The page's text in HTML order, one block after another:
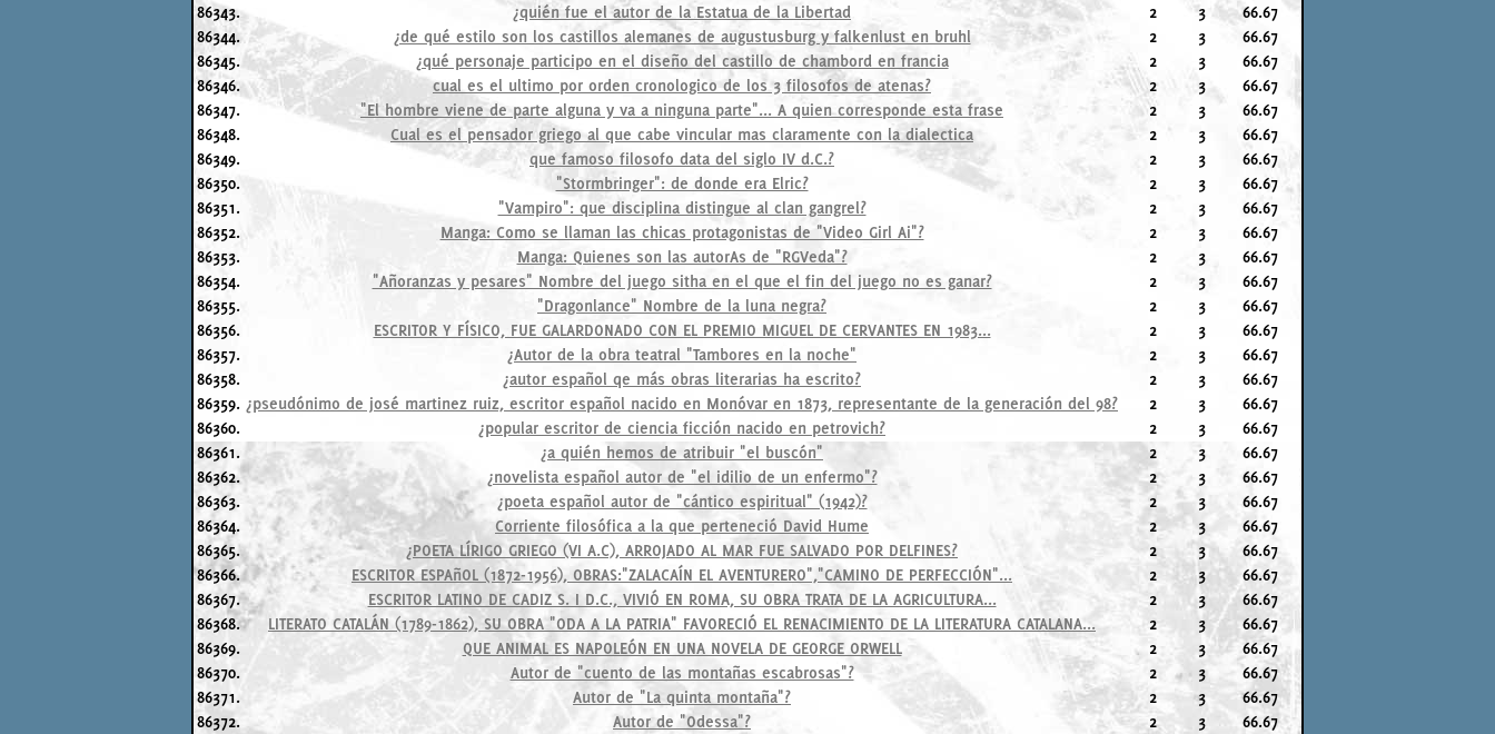
86343.
¿quién fue el autor de la Estatua de la Libertad 2 3
66.67
86344.
¿de qué estilo son los castillos alemanes de augustusburg y falkenlust en bruhl 2 3
66.67
86345.
¿qué personaje participo en el diseño del castillo de chambord en francia 2 3
66.67
86346.
cual es el ultimo por orden cronologico de los 3 filosofos de atenas? 2 3
66.67
86347.
"El hombre viene de parte alguna y va a ninguna parte"... A quien corresponde esta frase 2 3
66.67
86348.
Cual es el pensador griego al que cabe vincular mas claramente con la dialectica 2 3
66.67
86349.
que famoso filosofo data del siglo IV d.C.? 2 3
66.67
86350.
"Stormbringer": de donde era Elric? 2 3
66.67
86351.
"Vampiro": que disciplina distingue al clan gangrel? 2 3
66.67
86352.
Manga: Como se llaman las chicas protagonistas de "Video Girl Ai"? 2 3
66.67
86353.
Manga: Quienes son las autorAs de "RGVeda"? 2 3
66.67
86354.
"Añoranzas y pesares" Nombre del juego sitha en el que el fin del juego no es ganar? 2 3
66.67
86355.
"Dragonlance" Nombre de la luna negra? 2 3
66.67
86356.
ESCRITOR Y FÍSICO, FUE GALARDONADO CON EL PREMIO MIGUEL DE CERVANTES EN 1983... 2 3
66.67
86357.
¿Autor de la obra teatral "Tambores en la noche" 2 3
66.67
86358.
¿autor español qe más obras literarias ha escrito? 2 3
66.67
86359. ¿pseudónimo de josé martinez ruiz, escritor español nacido en Monóvar en 1873, representante de la generación del 98? 2 3
66.67
86360.
¿popular escritor de ciencia ficción nacido en petrovich? 2 3
66.67
86361.
¿a quién hemos de atribuir "el buscón" 2 3
66.67
86362.
¿novelista español autor de "el idilio de un enfermo"? 2 3
66.67
86363.
¿poeta español autor de "cántico espiritual" (1942)? 2 3
66.67
86364.
Corriente filosófica a la que perteneció David Hume 2 3
66.67
86365.
¿POETA LÍRIGO GRIEGO (VI A.C), ARROJADO AL MAR FUE SALVADO POR DELFINES? 2 3
66.67
86366.
ESCRITOR ESPAñOL (1872-1956), OBRAS:"ZALACAÍN EL AVENTURERO","CAMINO DE PERFECCIÓN"... 2 3
66.67
86367.
ESCRITOR LATINO DE CADIZ S. I D.C., VIVIÓ EN ROMA, SU OBRA TRATA DE LA AGRICULTURA... 2 3
66.67
86368.
LITERATO CATALÁN (1789-1862), SU OBRA "ODA A LA PATRIA" FAVORECIÓ EL RENACIMIENTO DE LA LITERATURA CATALANA... 2 3
66.67
86369.
QUE ANIMAL ES NAPOLEÓN EN UNA NOVELA DE GEORGE ORWELL 2 3
66.67
86370.
Autor de "cuento de las montañas escabrosas"? 2 3
66.67
86371.
Autor de "La quinta montaña"? 2 3
66.67
86372.
Autor de "Odessa"? 2 3
66.67